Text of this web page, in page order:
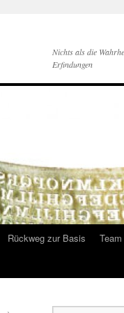
Nichts als die
Erfindungen
Rückweg zur Basis